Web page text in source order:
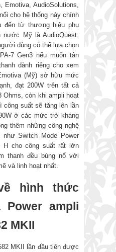
AudioSolutions,
cho hệ thống này chính
đến từ thương hiệu phụ
Mỹ là AudioQuest.
dùng có thể lựa chọn
7 Gen3 nếu muốn tân
dành riêng cho xem
(Mỹ) sở hữu mức
đạt 200W trên tất cả
Ohms, còn khi ampli hoạt
công suất sẽ tăng lên lần
ở các mức trở kháng
thêm những công nghệ
Switch Mode Power
H cho công suất rất lớn
thanh đều bùng nổ với
và linh hoạt nhất.
hình thức
ampli
MKII
MKII lần đầu tiên được